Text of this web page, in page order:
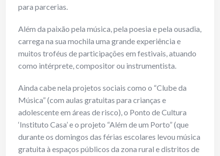
para parcerias.
Além da paixão pela música, pela poesia e pela ousadia,
carrega na sua mochila uma grande experiência e
muitos troféus de participações em festivais, atuando
como intérprete, compositor ou instrumentista.
Ainda cabe nela projetos sociais como o “Clube da
Música” (com aulas gratuitas para crianças e
adolescente em áreas de risco), o Ponto de Cultura
‘Instituto Casa’ e o projeto “Além de um Porto” (que
durante os domingos das férias escolares levou música
gratuita à espaços públicos da zona rural e distritos de